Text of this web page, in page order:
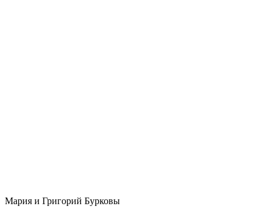
Мария и Григорий Бурковы